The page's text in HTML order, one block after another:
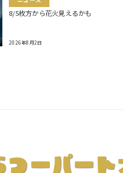
8/5枚方から花火見えるかも
2026年8月2日